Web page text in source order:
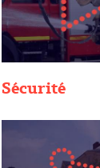
Sécurité